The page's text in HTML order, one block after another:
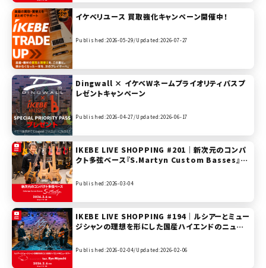
イケベリユース 買取強化キャンペーン開催中！
Published:2026-05-29/Updated:2026-07-27
Dingwall × イケベWネームプライオリティパスプ
レゼントキャンペーン
Published:2026-04-27/Updated:2026-06-17
IKEBE LIVE SHOPPING #201｜新次元のコンパ
クト多弦ベース『S.Martyn Custom Basses』
Published:2026-03-04
IKEBE LIVE SHOPPING #194｜ルシアーとミュー
ジシャンの理想を形にした国産ハイエンドのニューカ
nted by ベースコレクション】
Published:2026-02-04/Updated:2026-02-06